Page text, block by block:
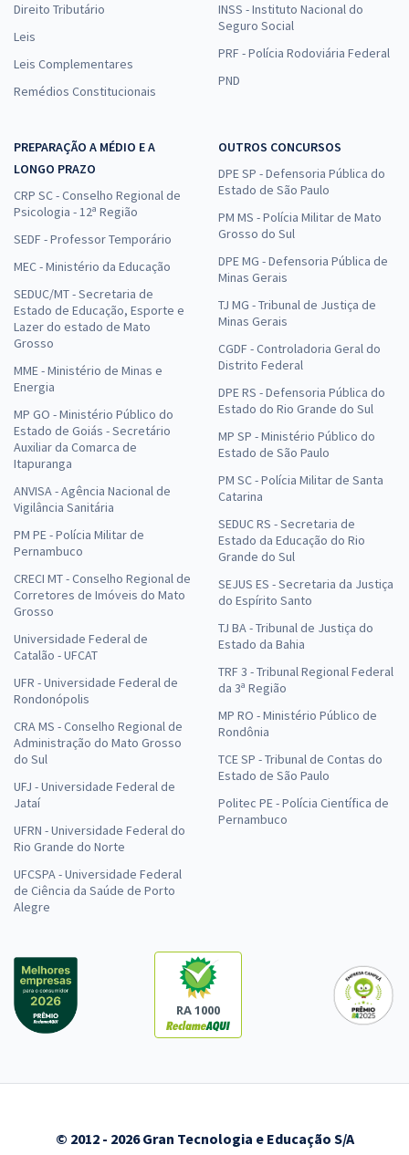
Direito Tributário
Leis
Leis Complementares
Remédios Constitucionais
INSS - Instituto Nacional do
Seguro Social
PRF - Polícia Rodoviária Federal
PND
PREPARAÇÃO A MÉDIO E A
LONGO PRAZO
CRP SC - Conselho Regional de
Psicologia - 12ª Região
SEDF - Professor Temporário
MEC - Ministério da Educação
SEDUC/MT - Secretaria de
Estado de Educação, Esporte e
Lazer do estado de Mato
Grosso
MME - Ministério de Minas e
Energia
MP GO - Ministério Público do
Estado de Goiás - Secretário
Auxiliar da Comarca de
Itapuranga
ANVISA - Agência Nacional de
Vigilância Sanitária
PM PE - Polícia Militar de
Pernambuco
CRECI MT - Conselho Regional de
Corretores de Imóveis do Mato
Grosso
Universidade Federal de
Catalão - UFCAT
UFR - Universidade Federal de
Rondonópolis
CRA MS - Conselho Regional de
Administração do Mato Grosso
do Sul
UFJ - Universidade Federal de
Jataí
UFRN - Universidade Federal do
Rio Grande do Norte
UFCSPA - Universidade Federal
de Ciência da Saúde de Porto
Alegre
OUTROS CONCURSOS
DPE SP - Defensoria Pública do
Estado de São Paulo
PM MS - Polícia Militar de Mato
Grosso do Sul
DPE MG - Defensoria Pública de
Minas Gerais
TJ MG - Tribunal de Justiça de
Minas Gerais
CGDF - Controladoria Geral do
Distrito Federal
DPE RS - Defensoria Pública do
Estado do Rio Grande do Sul
MP SP - Ministério Público do
Estado de São Paulo
PM SC - Polícia Militar de Santa
Catarina
SEDUC RS - Secretaria de
Estado da Educação do Rio
Grande do Sul
SEJUS ES - Secretaria da Justiça
do Espírito Santo
TJ BA - Tribunal de Justiça do
Estado da Bahia
TRF 3 - Tribunal Regional Federal
da 3ª Região
MP RO - Ministério Público de
Rondônia
TCE SP - Tribunal de Contas do
Estado de São Paulo
Politec PE - Polícia Científica de
Pernambuco
RA 1000
© 2012 - 2026 Gran Tecnologia e Educação S/A